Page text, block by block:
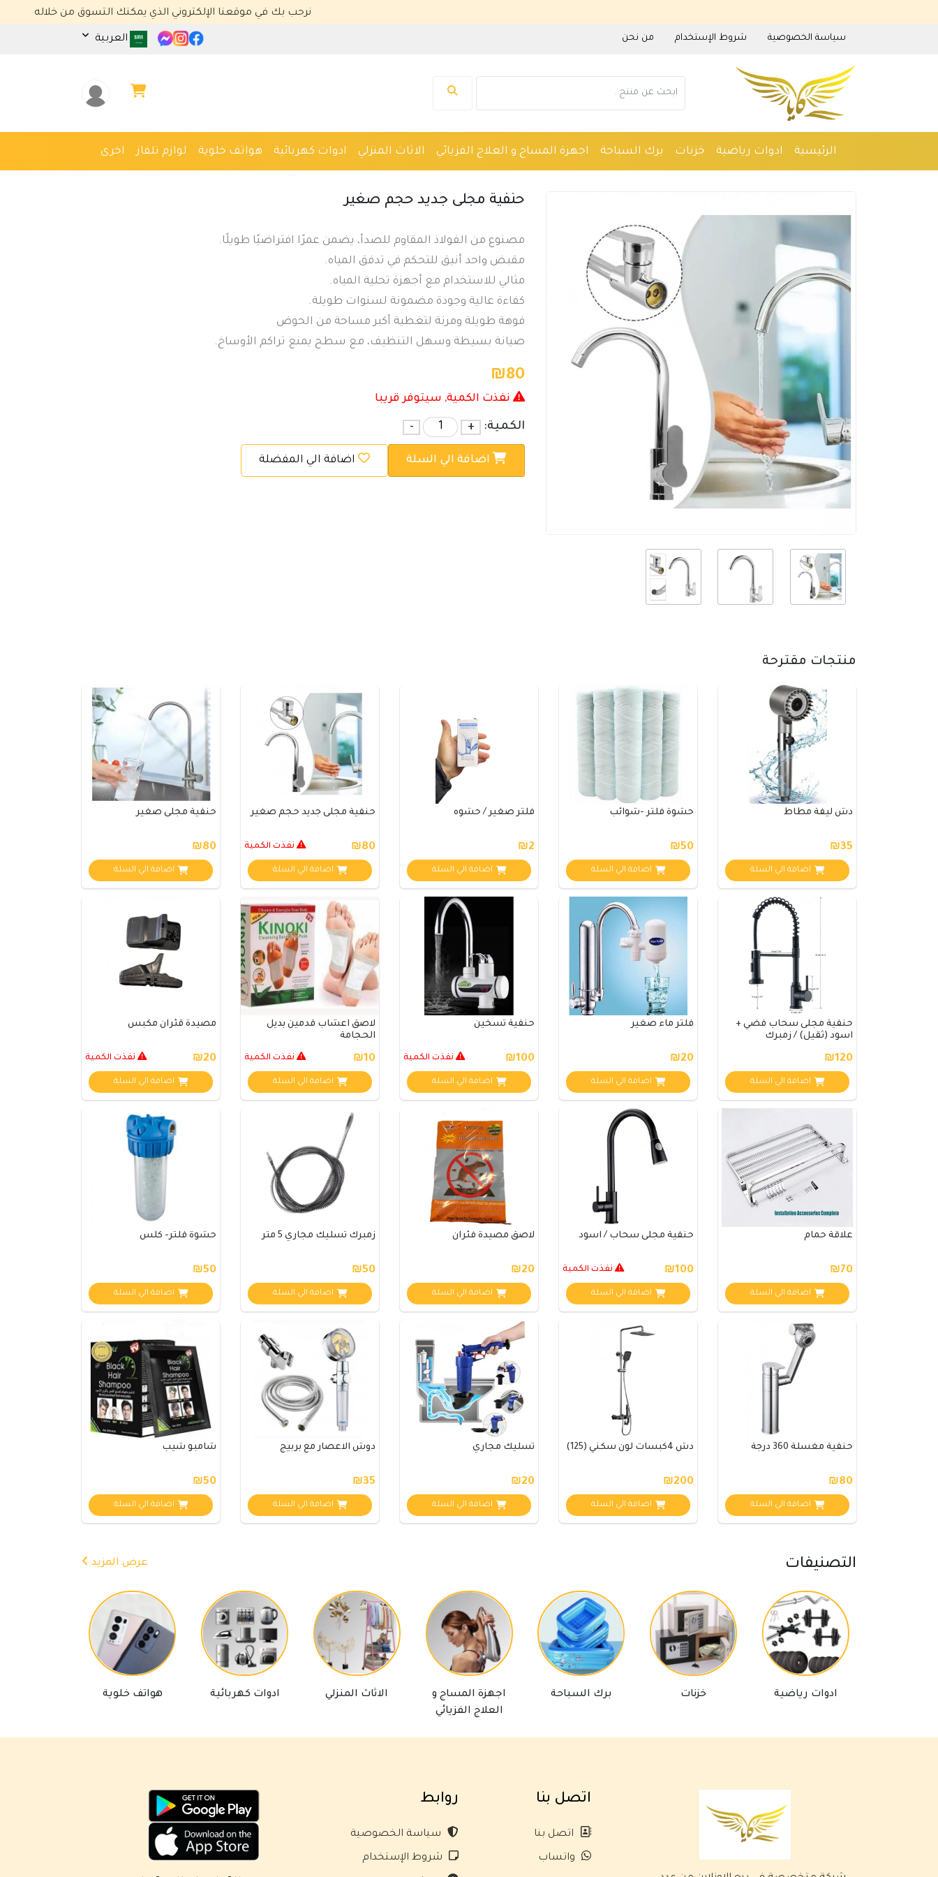
نرحب بك في موقعنا الإلكتروني الذي يمكنك التسوق من خلاله
سياسة الخصوصية شروط الإستخدام من نحن العربية
الرئيسية ادوات رياضية خزنات برك السباحة اجهزة المساج و العلاج الفزيائي الاثاث المنزلي ادوات كهربائية هواتف خلوية لوازم تلفاز اخرى
حنفية مجلى جديد حجم صغير
مصنوع من الفولاذ المقاوم للصدأ، يضمن عمرًا افتراضيًا طويلًا.
مقبض واحد أنيق للتحكم في تدفق المياه.
مثالي للاستخدام مع أجهزة تحلية المياه.
كفاءة عالية وجودة مضمونة لسنوات طويلة.
فوهة طويلة ومرنة لتغطية أكبر مساحة من الحوض
صيانة بسيطة وسهل التنظيف، مع سطح يمنع تراكم الأوساخ.
₪80
نفذت الكمية, سيتوفر قريبا
الكمية: +
-
اضافة الي السلة اضافة الي المفضلة
منتجات مقترحة
دش ليفة مطاط
₪35
اضافة الي السلة
حشوة فلتر -شوائب
₪50
اضافة الي السلة
فلتر صغير / حشوه
₪2
اضافة الي السلة
حنفية مجلى جديد حجم صغير
₪80 نفذت الكمية
اضافة الي السلة
حنفية مجلى صغير
₪80
اضافة الي السلة
حنفية مجلى سحاب فضي +
اسود (ثقيل) / زمبرك
₪120
اضافة الي السلة
فلتر ماء صغير
₪20
اضافة الي السلة
حنفية تسخين
₪100 نفذت الكمية
اضافة الي السلة
لاصق اعشاب قدمين بديل
الحجامة
₪10 نفذت الكمية
اضافة الي السلة
مصيدة قئران مكبس
₪20 نفذت الكمية
اضافة الي السلة
علاقة حمام
₪70
اضافة الي السلة
حنفية مجلى سحاب / اسود
₪100 نفذت الكمية
اضافة الي السلة
لاصق مصيدة فئران
₪20
اضافة الي السلة
زمبرك تسليك مجاري 5 متر
₪50
اضافة الي السلة
حشوة فلتر- كلس
₪50
اضافة الي السلة
حنفية مغسلة 360 درجة
₪80
اضافة الي السلة
دش 4كبسات لون سكني (125)
₪200
اضافة الي السلة
تسليك مجاري
₪20
اضافة الي السلة
دوش الاعصار مع بربيج
₪35
اضافة الي السلة
شامبو شيب
₪50
اضافة الي السلة
التصنيفات عرض المزيد
ادوات رياضية خزنات برك السباحة
اجهزة المساج و
العلاج الفزيائي
الاثاث المنزلي ادوات كهربائية هواتف خلوية
مساعد كايا للتسويق الإلكتروني
متصل الآن
مرحباً 👋 أنا مساعدك الذكي في كايا
اتصل بنا
اتصل بنا
واتساب
روابط
سياسة الخصوصية
شروط الإستخدام